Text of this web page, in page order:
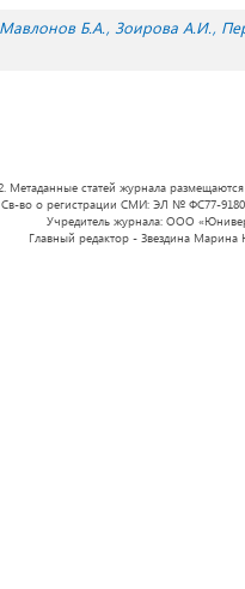
Мавлонов Б.А. Зоирова А.И.
Метаданные статей журнала
Св-во о регистрации СМИ: ЭЛ № ФС77-
Учредитель журнала: ООО
Главный редактор - Звездина Марина